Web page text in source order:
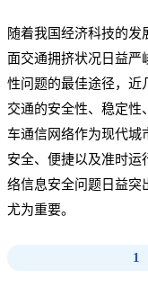
随着我国经济科技的
面交通拥挤状况日益严
性问题的最佳途径，近
交通的安全性、稳定性
车通信网络作为现代城
安全、便捷以及准时运
络信息安全问题日益突
尤为重要。
1